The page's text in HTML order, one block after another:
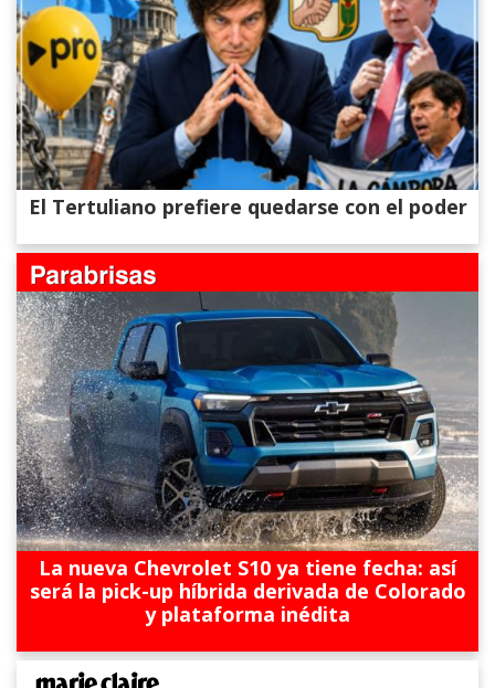
El Tertuliano prefiere quedarse con el poder
La nueva Chevrolet S10 ya tiene fecha: así
será la pick-up híbrida derivada de Colorado
y plataforma inédita